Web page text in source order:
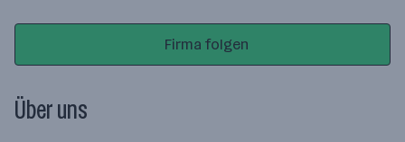
Firma folgen
Über uns